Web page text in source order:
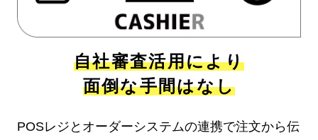
自社審査活用により
面倒な手間はなし
POSレジとオーダーシステムの連携で注文から伝